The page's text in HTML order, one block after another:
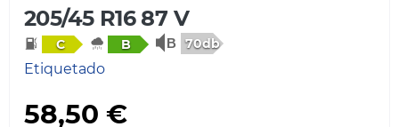
205/45 R16 87 V
C B 70db
Etiquetado
58,50 €